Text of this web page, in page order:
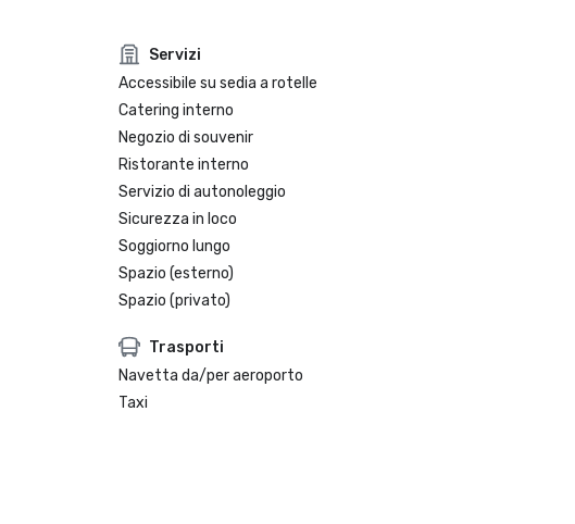
Servizi
Accessibile su sedia a rotelle
Catering interno
Negozio di souvenir
Ristorante interno
Servizio di autonoleggio
Sicurezza in loco
Soggiorno lungo
Spazio (esterno)
Spazio (privato)
Trasporti
Navetta da/per aeroporto
Taxi